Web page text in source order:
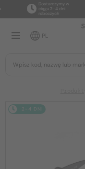
Dostarczymy w
ciągu 2–4 dni
roboczych
PL
2-4 DNI